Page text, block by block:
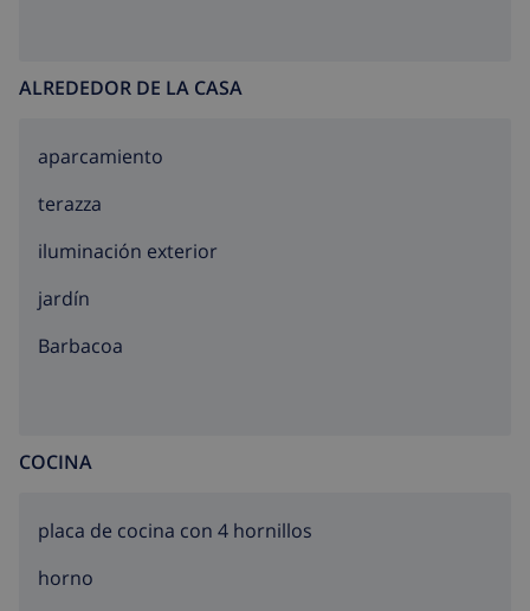
ALREDEDOR DE LA CASA
aparcamiento
terazza
iluminación exterior
jardín
barbacoa
COCINA
placa de cocina con 4 hornillos
horno